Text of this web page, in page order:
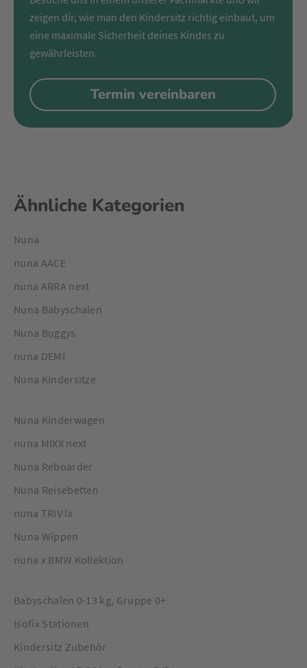
zeigen dir, wie man den Kindersitz richtig einbaut, um
eine maximale Sicherheit deines Kindes zu
gewährleisten.
Termin vereinbaren
Ähnliche Kategorien
Nuna
nuna AACE
nuna ARRA next
Nuna Babyschalen
Nuna Buggys
nuna DEMI
Nuna Kindersitze
Nuna Kinderwagen
nuna MIXX next
Nuna Reboarder
Nuna Reisebetten
nuna TRIV lx
Nuna Wippen
nuna x BMW Kollektion
Babyschalen 0-13 kg, Gruppe 0+
Isofix Stationen
Kindersitz Zubehör